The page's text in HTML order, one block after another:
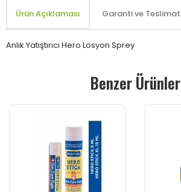
Ürün Açıklaması Garanti ve Teslimat
Anlık Yatıştırıcı Hero Losyon Sprey
Benzer Ürünler